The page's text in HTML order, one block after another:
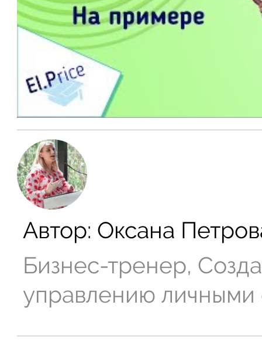
Автор: Оксана
Бизнес-тренер,
управлению